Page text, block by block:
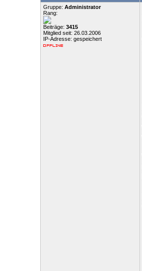
Gruppe: Administrator
Rang:
Beiträge: 3415
Mitglied seit: 26.03.2006
IP-Adresse: gespeichert